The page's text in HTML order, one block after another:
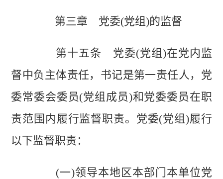
第三章 党委(党组)的监督
第十五条 党委(党组)在党内监
督中负主体责任，书记是第一责任人，党
委常委会委员(党组成员)和党委委员在职
责范围内履行监督职责。党委(党组)履行
以下监督职责：
(一)领导本地区本部门本单位党